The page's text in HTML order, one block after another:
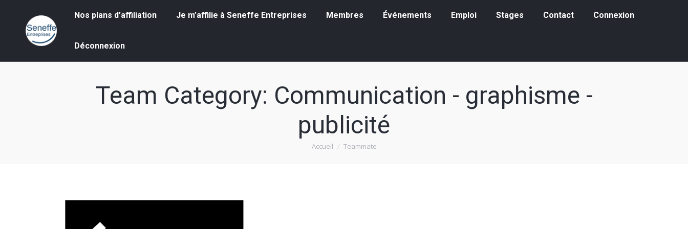
Nos plans d’affiliation Je m’affilie à Seneffe Entreprises Membres Événements Emploi Stages Contact Connexion
Déconnexion
Team Category: Communication - graphisme -
publicité
Vous êtes ici :
Accueil Teammate
Nos plans d’affiliation Je m’affilie à Seneffe Entreprises Membres Événements Emploi Stages Contact
Connexion